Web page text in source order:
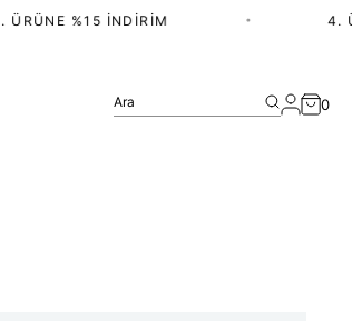
%15 İNDIRIM 4.
Ara 0